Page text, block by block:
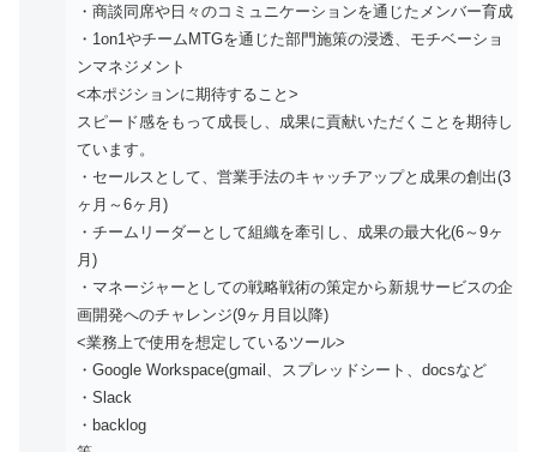
・商談同席や日々のコミュニケーションを通じたメンバー育成
・1on1やチームMTGを通じた部門施策の浸透、モチベーショ
ンマネジメント
<本ポジションに期待すること>
スピード感をもって成長し、成果に貢献いただくことを期待し
ています。
・セールスとして、営業手法のキャッチアップと成果の創出(3
ヶ月～6ヶ月)
・チームリーダーとして組織を牽引し、成果の最大化(6～9ヶ
月)
・マネージャーとしての戦略戦術の策定から新規サービスの企
画開発へのチャレンジ(9ヶ月目以降)
<業務上で使用を想定しているツール>
・Google Workspace(gmail、スプレッドシート、docsなど
・Slack
・backlog